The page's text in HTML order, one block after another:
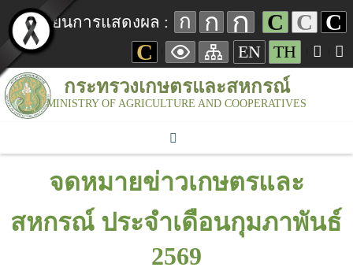
เปลี่ยนการแสดงผล : ก ก ก C C C
C
EN TH
กระทรวงเกษตรและสหกรณ์
MINISTRY OF AGRICULTURE AND COOPERATIVES
จดหมายข่าวเกษตรและ
สหกรณ์ ประจำเดือนกุมภาพันธ์
2569